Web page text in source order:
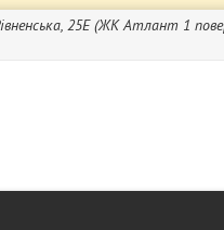
25Е (ЖК Атлант 1